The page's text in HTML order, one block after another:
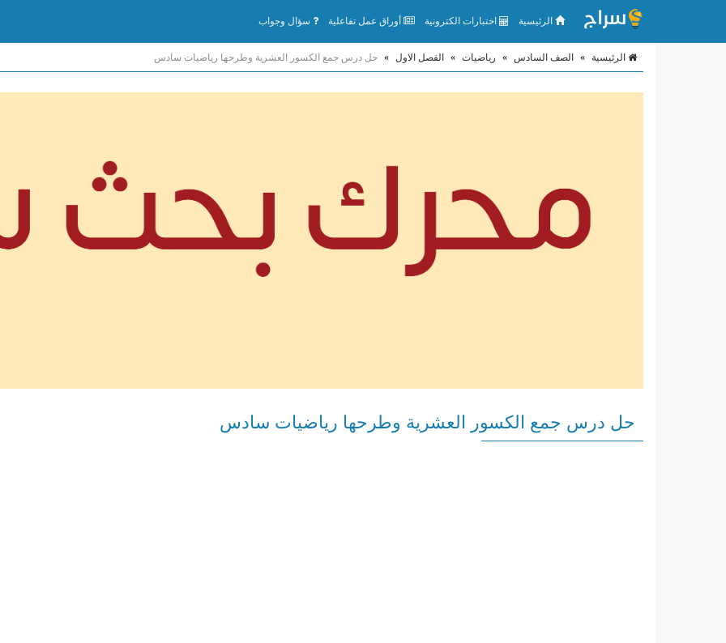
الرئيسية اختبارات الكترونية أوراق عمل تفاعلية سؤال وجواب
الرئيسية » الصف السادس » رياضيات » الفصل الاول » حل درس جمع الكسور العشرية وطرحها رياضيات سادس
حل درس جمع الكسور العشرية وطرحها رياضيات سادس